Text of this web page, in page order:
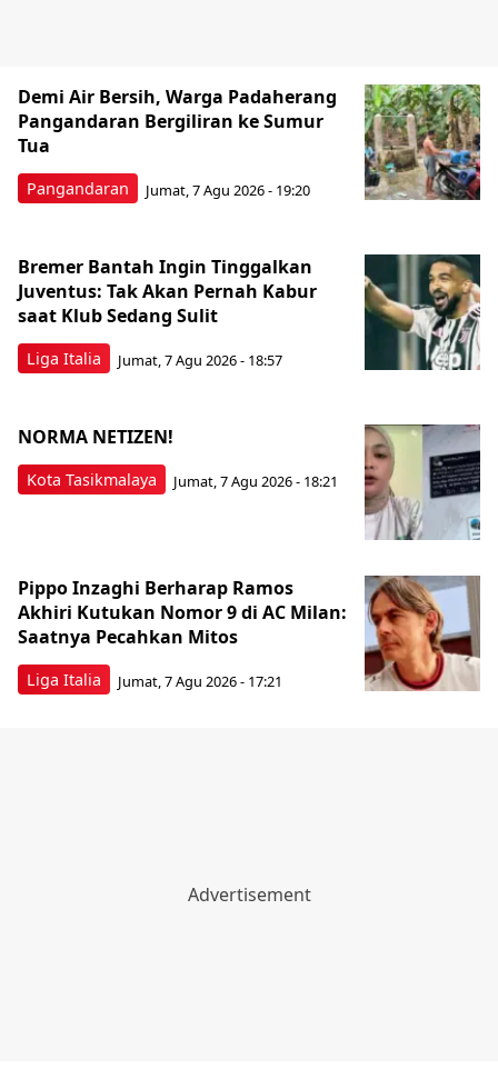
Pangandaran
Demi Air Bersih, Warga Padaherang
Pangandaran Bergiliran ke Sumur
Tua
Jumat, 7 Agu 2026 - 19:20
Liga Italia
Bremer Bantah Ingin Tinggalkan
Juventus: Tak Akan Pernah Kabur
saat Klub Sedang Sulit
Jumat, 7 Agu 2026 - 18:57
Kota Tasikmalaya
NORMA NETIZEN!
Jumat, 7 Agu 2026 - 18:21
Liga Italia
Pippo Inzaghi Berharap Ramos
Akhiri Kutukan Nomor 9 di AC Milan:
Saatnya Pecahkan Mitos
Jumat, 7 Agu 2026 - 17:21